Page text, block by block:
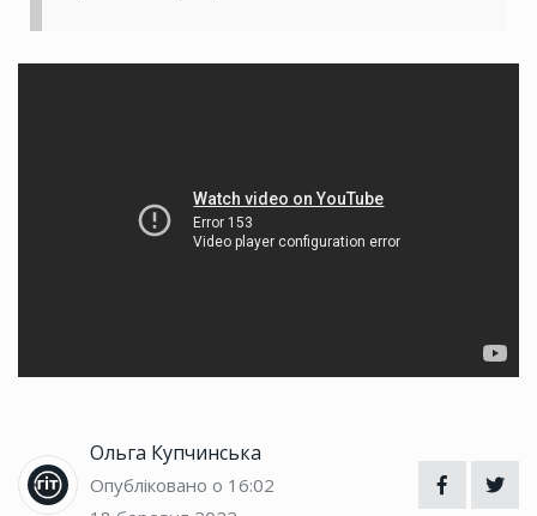
Ольга Купчинська
Опубліковано о 16:02